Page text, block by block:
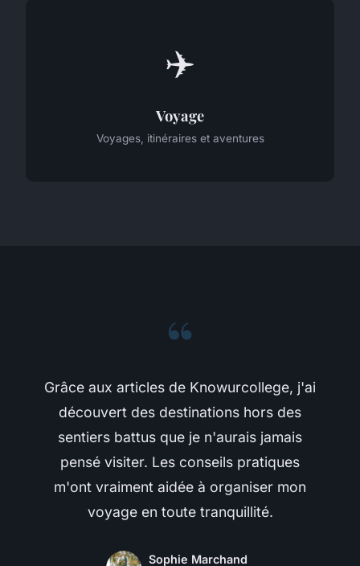
✈️
Voyage
Voyages, itinéraires et aventures
“
Grâce aux articles de Knowurcollege, j'ai
découvert des destinations hors des
sentiers battus que je n'aurais jamais
pensé visiter. Les conseils pratiques
m'ont vraiment aidée à organiser mon
voyage en toute tranquillité.
Sophie Marchand